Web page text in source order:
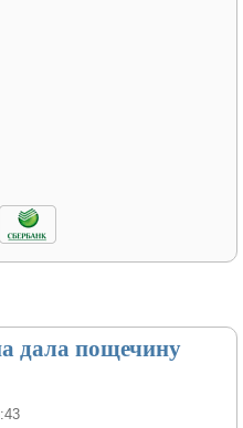
дала пощечину